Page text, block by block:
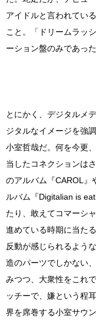
アイドルと言われてい
こと。「ドリームラッ
ーション盤のみであった
とにかく、デジタルメ
ジタルなイメージを強
小室哲哉だ。何を今更
当したコネクションは
のアルバム『CAROL』
ルバム『Digitalian is
たり、敢えてコマーシ
進めている時期に当た
反動が感じられるよう
造のパーツでしかない
みつつ、大衆性をこれ
ッチーで、嫌という程
界を席巻する小室サウ